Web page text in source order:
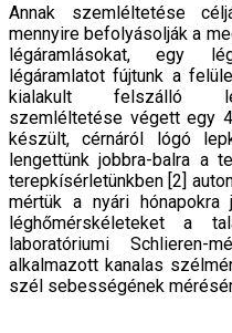
Annak szemléltetése
mennyire befolyásolják a
légáramlásokat, egy
légáramlatot fújtunk a
kialakult felszálló
szemléltetése végett egy
készült, cérnáról lógó
lengettünk jobbra-balra a
terepkísérletünkben [2]
mértük a nyári
léghőmérskéleteket a
laboratóriumi
alkalmazott kanalas
szél sebességének